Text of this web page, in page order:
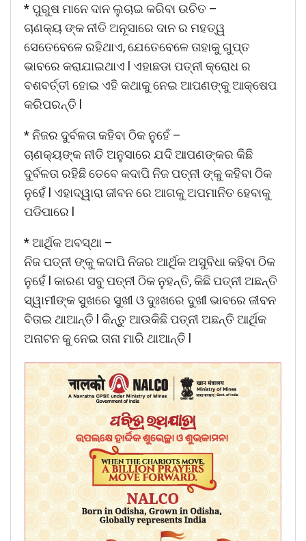
* ପୁରୁଷ ମାନେ ଦାନ ଲୁଚାଇ କରିବା ଉଚିତ –
ଚାଣକ୍ୟ ଙ୍କ ନୀତି ଅନୂସାରେ ଦାନ ର ମହତ୍ୱ
ସେତେବେଳେ ରହିଥାଏ, ଯେତେବେଳେ ତାହାକୁ ଗୁପ୍ତ
ଭାବରେ କରାଯାଇଥାଏ l ଏହାଛଡା ପତ୍ନୀ କ୍ରୋଧ ର
ବଶବର୍ତ୍ତୀ ହୋଇ ଏହି କଥାକୁ ନେଇ ଆପଣଙ୍କୁ ଆକ୍ଷେପ
କରିପରନ୍ତି l
* ନିଜର ଦୁର୍ବଳତା କହିବା ଠିକ ନୁହେଁ –
ଚାଣକ୍ୟଙ୍କ ନୀତି ଅନୁସାରେ ଯଦି ଆପଣଙ୍କର କିଛି
ଦୁର୍ବଳତା ରହିଛି ତେବେ କଦାପି ନିଜ ପତ୍ନୀ ଙ୍କୁ କହିବା ଠିକ
ନୁହେଁ l ଏହାଦ୍ୱାରା ଜୀବନ ରେ ଆଗକୁ ଅପମାନିତ ହେବାକୁ
ପଡିପାରେ l
* ଆର୍ଥିକ ଅବସ୍ଥା –
ନିଜ ପତ୍ନୀ ଙ୍କୁ କଦାପି ନିଜର ଆର୍ଥିକ ଅସୁବିଧା କହିବା ଠିକ
ନୁହେଁ l କାରଣ ସବୁ ପତ୍ନୀ ଠିକ ନୁହନ୍ତି, କିଛି ପତ୍ନୀ ଅଛନ୍ତି
ସ୍ୱାମୀଙ୍କ ସୁଖରେ ସୁଖୀ ଓ ଦୁଃଖରେ ଦୁଖୀ ଭାବରେ ଜୀବନ
ବିତାଇ ଥାଆନ୍ତି l କିନ୍ତୁ ଆଉକିଛି ପତ୍ନୀ ଅଛନ୍ତି ଆର୍ଥିକ
ଅନାଟନ କୁ ନେଇ ତାନା ମାରି ଥାଆନ୍ତି l